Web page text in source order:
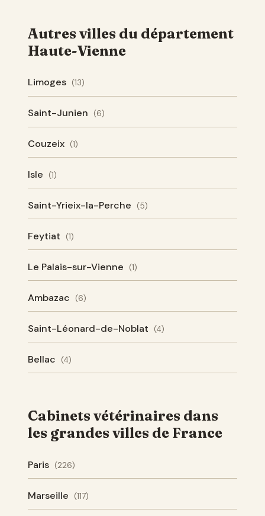
Autres villes du département
Haute-Vienne
Limoges (13)
Saint-Junien (6)
Couzeix (1)
Isle (1)
Saint-Yrieix-la-Perche (5)
Feytiat (1)
Le Palais-sur-Vienne (1)
Ambazac (6)
Saint-Léonard-de-Noblat (4)
Bellac (4)
Cabinets vétérinaires dans
les grandes villes de France
Paris (226)
Marseille (117)